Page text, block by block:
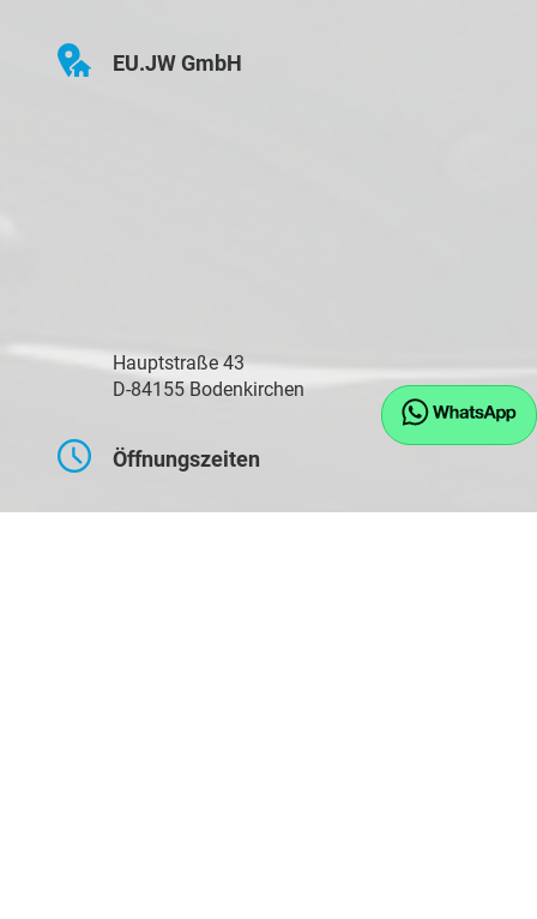
EU.JW GmbH
Hauptstraße 43
D-84155 Bodenkirchen
Öffnungszeiten